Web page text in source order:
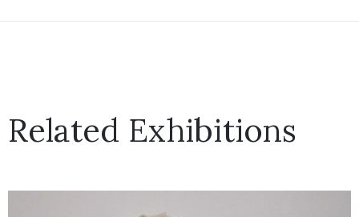
Related Exhibitions